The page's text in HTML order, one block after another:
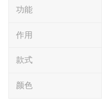
功能
作用
款式
颜色